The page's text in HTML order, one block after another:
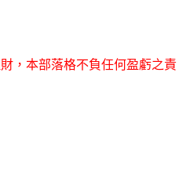
，本部落格不負任何盈虧之